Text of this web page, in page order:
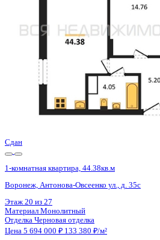
1-комнатная квартира, 44.45кв.м
Этаж
Материал
Монолитный
Отделка Черновая отделка
Цена 5 694 000 ₽ 133 162 ₽/м²